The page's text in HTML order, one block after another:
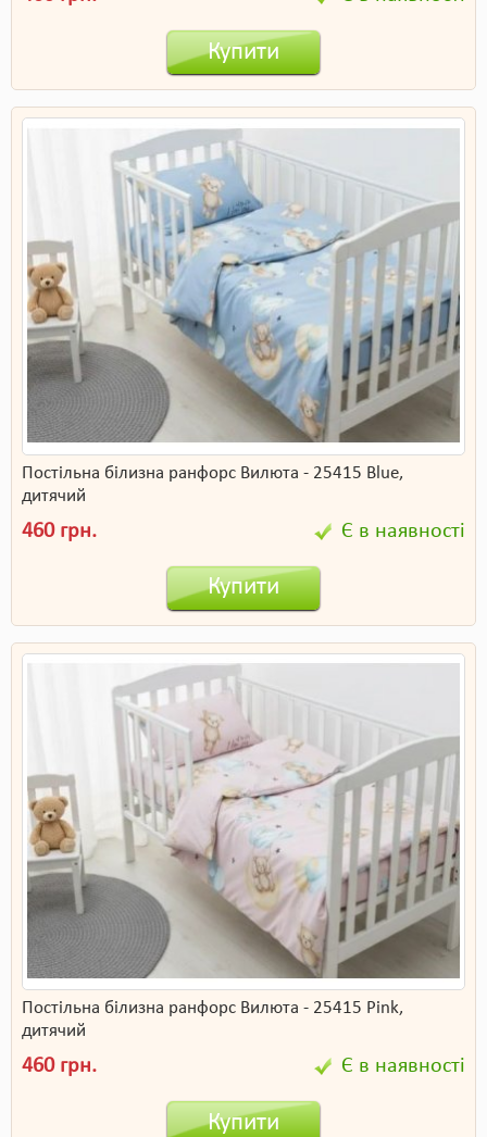
Купити
Постільна білизна ранфорс Вилюта - 25415 Blue,
дитячий
460 грн. Є в наявності
Купити
Постільна білизна ранфорс Вилюта - 25415 Pink,
дитячий
460 грн. Є в наявності
Купити